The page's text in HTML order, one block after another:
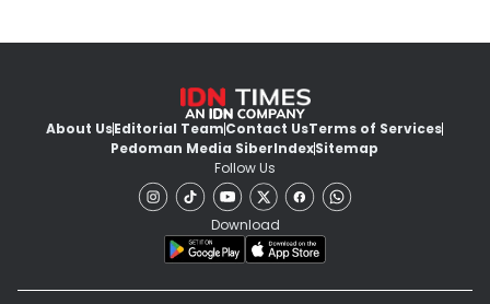
About UsEditorial TeamContact UsTerms of Services
Pedoman Media SiberIndexSitemap
Follow Us
Download